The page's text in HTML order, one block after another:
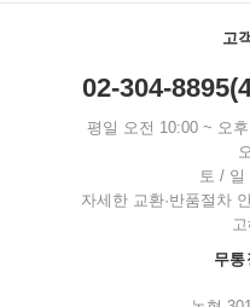
고
02-304-
평일 오전 10:00 ~ 오
토 / 일
자세한 교환·반품절차
무통